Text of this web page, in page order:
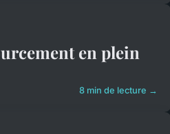
en plein
8 min de lecture →